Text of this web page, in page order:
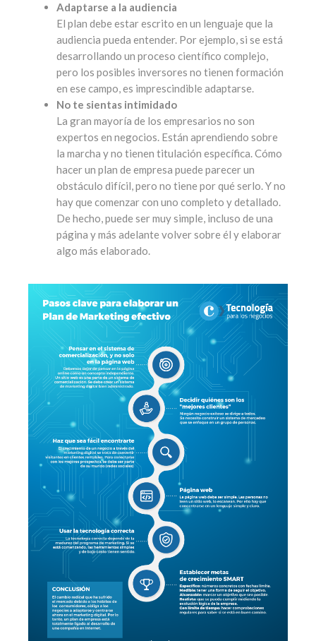
Adaptarse a la audiencia
El plan debe estar escrito en un lenguaje que la
audiencia pueda entender. Por ejemplo, si se está
desarrollando un proceso científico complejo,
pero los posibles inversores no tienen formación
en ese campo, es imprescindible adaptarse.
No te sientas intimidado
La gran mayoría de los empresarios no son
expertos en negocios. Están aprendiendo sobre
la marcha y no tienen titulación específica. Cómo
hacer un plan de empresa puede parecer un
obstáculo difícil, pero no tiene por qué serlo. Y no
hay que comenzar con uno completo y detallado.
De hecho, puede ser muy simple, incluso de una
página y más adelante volver sobre él y elaborar
algo más elaborado.